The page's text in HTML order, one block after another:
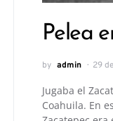
Pelea
by admin 29
Jugaba el
Coahuila. En